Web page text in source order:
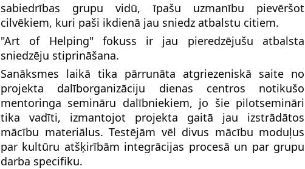
sabiedrības grupu vidū, īpašu uzmanību pievēršot
cilvēkiem, kuri paši ikdienā jau sniedz atbalstu citiem.
"Art of Helping" fokuss ir jau pieredzējušu atbalsta
sniedzēju stiprināšana.
Sanāksmes laikā tika pārrunāta atgriezeniskā saite no
projekta dalīborganizāciju dienas centros notikušo
mentoringa semināru dalībniekiem, jo šie pilotsemināri
tika vadīti, izmantojot projekta gaitā jau izstrādātos
mācību materiālus. Testējām vēl divus mācību moduļus
par kultūru atšķirībām integrācijas procesā un par grupu
darba specifiku.